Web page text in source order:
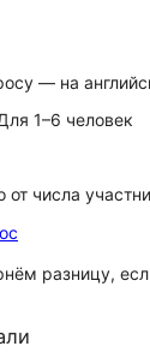
— на
1–6 человек
числа
разницу,